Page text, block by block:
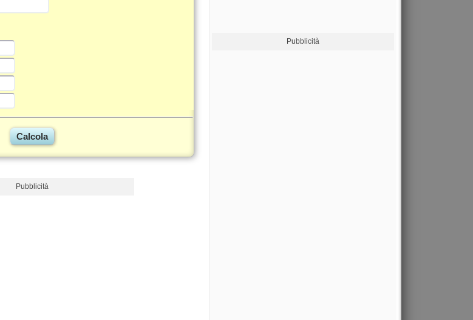
Pubblicità
Pubblicità